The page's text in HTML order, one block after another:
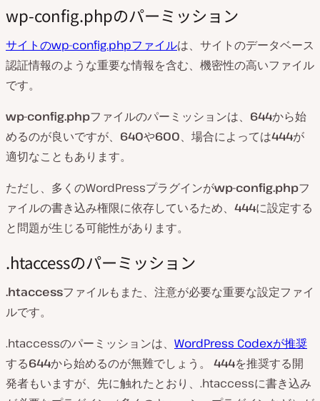
wp-config.phpのパーミッション
サイトのwp-config.phpファイルは、サイトのデータベース
認証情報のような重要な情報を含む、機密性の高いファイル
です。
wp-config.phpファイルのパーミッションは、 644から始
めるのが良いですが、 640や600、場合によっては444が
適切なこともあります。
ただし、多くのWordPressプラグインがwp-config.phpフ
ァイルの書き込み権限に依存しているため、 444に設定する
と問題が生じる可能性があります。
.htaccessのパーミッション
.htaccessファイルもまた、注意が必要な重要な設定ファイ
ルです。
.htaccessのパーミッションは、 WordPress Codexが推奨
する644から始めるのが無難でしょう。 444を推奨する開
発者もいますが、先に触れたとおり、.htaccessに書き込み